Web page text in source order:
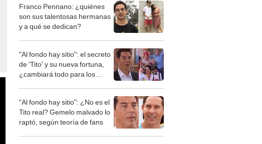
Franco Pennano: ¿quiénes
son sus talentosas hermanas
y a qué se dedican?
"Al fondo hay sitio": el secreto
de 'Tito' y su nueva fortuna,
¿cambiará todo para los
"Al fondo hay sitio": ¿No es el
Tito real? Gemelo malvado lo
raptó, según teoría de fans